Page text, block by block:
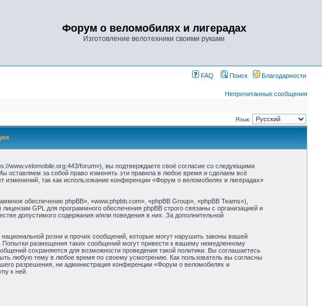
Форум о веломобилях и лигерадах
Изготовление велотехники своими руками
FAQ Поиск Благодарности
Непрочитанные сообщения
Язык:
forum»), вы подтверждаете своё согласие со следующими
за собой право изменять эти правила в любое время и сделаем всё
так как использование конференции «Форум о веломобилях и лигерадах»
обеспечение phpBB», «www.phpbb.com», «phpBB Group», «phpBB Teams»),
лицензии GPL для программного обеспечения phpBB строго связаны с организацией и
допустимого содержания и/или поведения в них. За дополнительной
розни и прочих сообщений, которые могут нарушить законы вашей
размещения таких сообщений могут привести к вашему немедленному
сохраняются для возможности проведения такой политики. Вы соглашаетесь
любую тему в любое время по своему усмотрению. Как пользователь вы согласны
разрешения, ни администрация конференции «Форум о веломобилях и
к ней.